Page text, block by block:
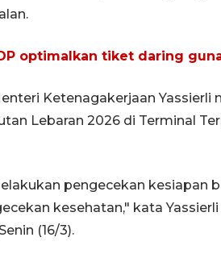
optimalkan tiket daring
Ketenagakerjaan
Lebaran 2026 di Terminal
pengecekan kesiapan
kesehatan," kata
(16/3).